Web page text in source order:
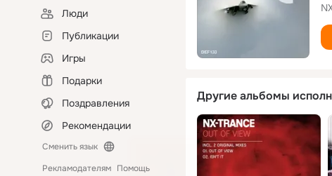
Люди
Публикации
Игры
Подарки
Поздравления
Рекомендации
Сменить язык
Рекламодателям Помощь
Другие альбомы